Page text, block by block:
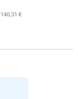
140,31 €